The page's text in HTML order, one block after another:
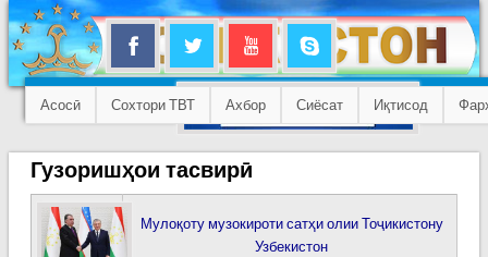
Асосӣ Сохтори ТВТ Ахбор Сиёсат Иқтисод
Гузоришҳои тасвирӣ
Мулоқоту музокироти сатҳи олии Тоҷикистону
Узбекистон